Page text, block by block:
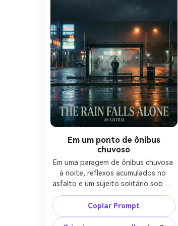
Em um ponto de ônibus
chuvoso
Em uma paragem de ônibus chuvosa
à noite, reflexos acumulados no
asfalto e um sujeito solitário sob um
guarda-chuva claro, luzes de rua de
sódio e sinalização de néon brilham,
cartaz de melancolia urbana
Copiar Prompt